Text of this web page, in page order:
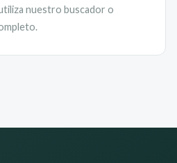
nuestro buscador o